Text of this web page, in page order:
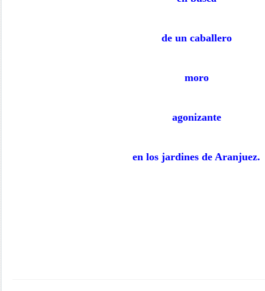
de un caballero
moro
agonizante
en los jardines de Aranjuez.